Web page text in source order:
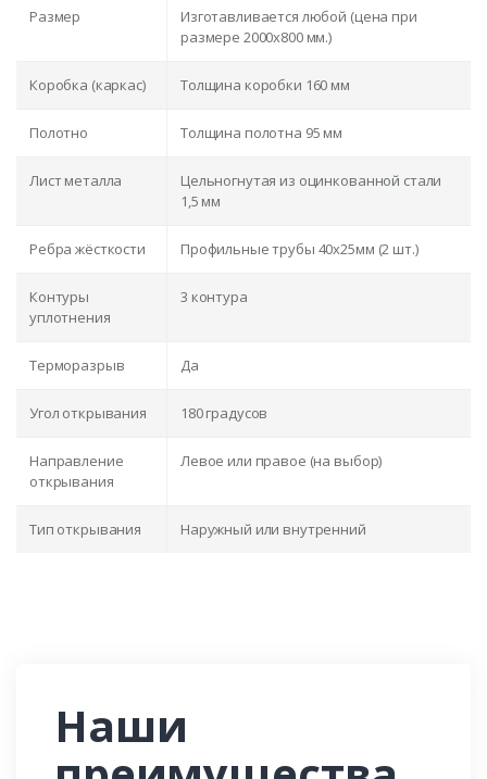
Размер
Изготавливается любой (цена при
размере 2000x800 мм.)
Коробка (каркас) Толщина коробки 160 мм
Полотно Толщина полотна 95 мм
Лист металла
Цельногнутая из оцинкованной стали
1,5 мм
Ребра жёсткости Профильные трубы 40х25мм (2 шт.)
Контуры
уплотнения
3 контура
Терморазрыв Да
Угол открывания 180 градусов
Направление
открывания
Левое или правое (на выбор)
Тип открывания Наружный или внутренний
Наши